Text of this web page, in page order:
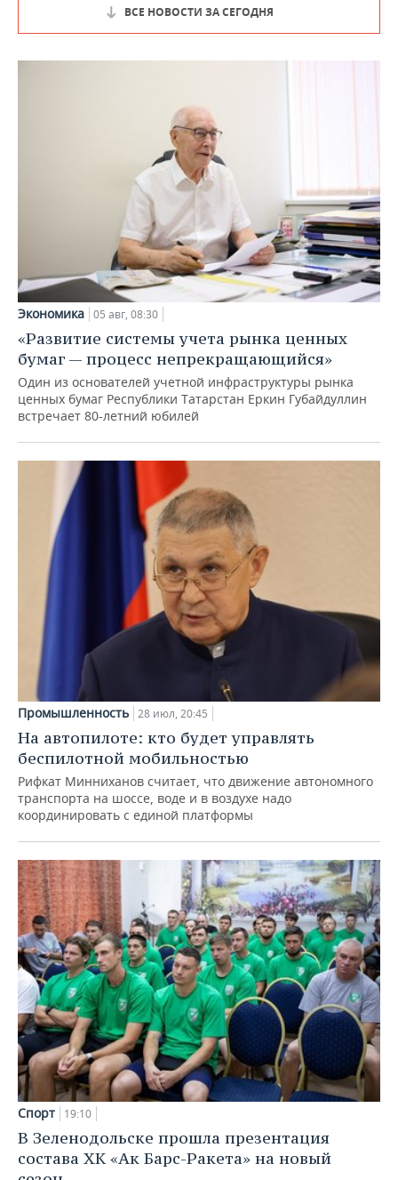
ВСЕ НОВОСТИ ЗА СЕГОДНЯ
Экономика 05 авг, 08:30
«Развитие системы учета рынка ценных
бумаг — процесс непрекращающийся»
Один из основателей учетной инфраструктуры рынка
ценных бумаг Республики Татарстан Еркин Губайдуллин
встречает 80-летний юбилей
Промышленность 28 июл, 20:45
На автопилоте: кто будет управлять
беспилотной мобильностью
Рифкат Минниханов считает, что движение автономного
транспорта на шоссе, воде и в воздухе надо
координировать с единой платформы
Спорт 19:10
В Зеленодольске прошла презентация
состава ХК «Ак Барс-Ракета» на новый